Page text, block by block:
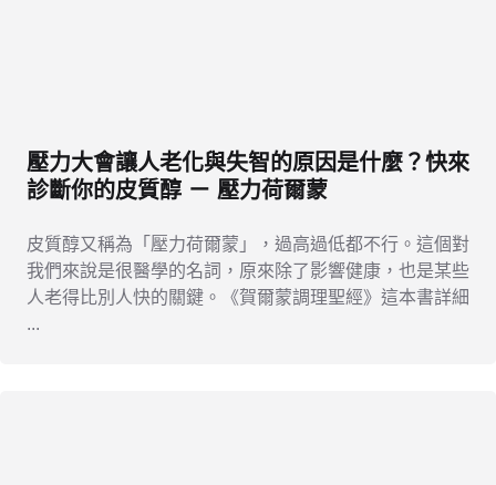
壓力大會讓人老化與失智的原因是什麼？快來
診斷你的皮質醇 ㄧ 壓力荷爾蒙
皮質醇又稱為「壓力荷爾蒙」，過高過低都不行。這個對
我們來說是很醫學的名詞，原來除了影響健康，也是某些
人老得比別人快的關鍵。《賀爾蒙調理聖經》這本書詳細
...